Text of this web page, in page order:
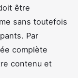
être
sans toutefois
Par
complète
contenu et